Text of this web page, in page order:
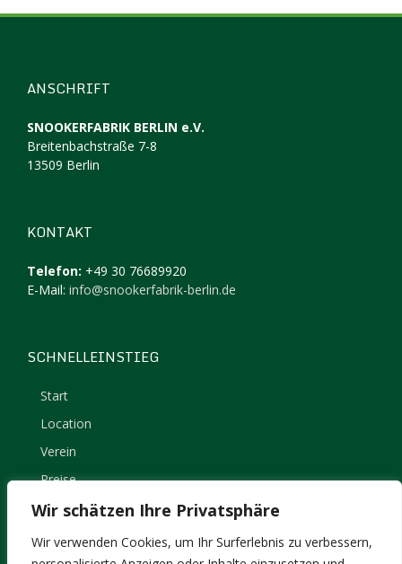
Wir schätzen Ihre Privatsphäre
Wir verwenden Cookies, um Ihr Surferlebnis zu verbessern,
ANSCHRIFT
SNOOKERFABRIK BERLIN e.V.
Breitenbachstraße 7-8
13509 Berlin
KONTAKT
Telefon: +49 30 76689920
E-Mail: info@snookerfabrik-berlin.de
SCHNELLEINSTIEG
Start
Location
Verein
Preise
Kontakt
Impressum